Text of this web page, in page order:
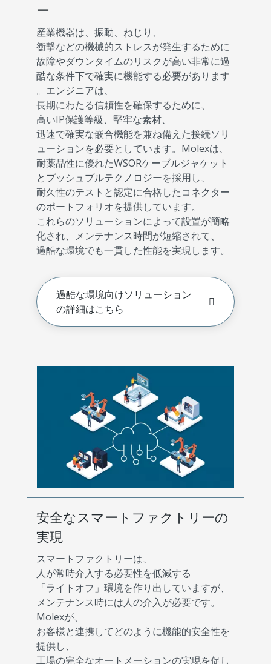
ー
産業機器は、振動、ねじり、
衝撃などの機械的ストレスが発生するために
故障やダウンタイムのリスクが高い非常に過
酷な条件下で確実に機能する必要があります
。エンジニアは、
長期にわたる信頼性を確保するために、
高いIP保護等級、堅牢な素材、
迅速で確実な嵌合機能を兼ね備えた接続ソリ
ューションを必要としています。Molexは、
耐薬品性に優れたWSORケーブルジャケット
とプッシュプルテクノロジーを採用し、
耐久性のテストと認定に合格したコネクター
のポートフォリオを提供しています。
これらのソリューションによって設置が簡略
化され、メンテナンス時間が短縮されて、
過酷な環境でも一貫した性能を実現します。
過酷な環境向けソリューション
の詳細はこちら
安全なスマートファクトリーの
実現
スマートファクトリーは、
人が常時介入する必要性を低減する
「ライトオフ」環境を作り出していますが、
メンテナンス時には人の介入が必要です。
Molexが、
お客様と連携してどのように機能的安全性を
提供し、
工場の完全なオートメーションの実現を促し